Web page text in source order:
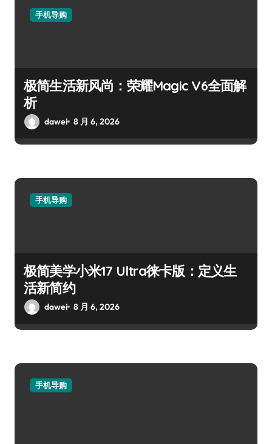
手机导购
极简生活新风尚：荣耀Magic V6全面解
析
dawei 8 月 6, 2026
手机导购
极简美学小米17 Ultra徕卡版：定义生
活新简约
dawei 8 月 6, 2026
手机导购